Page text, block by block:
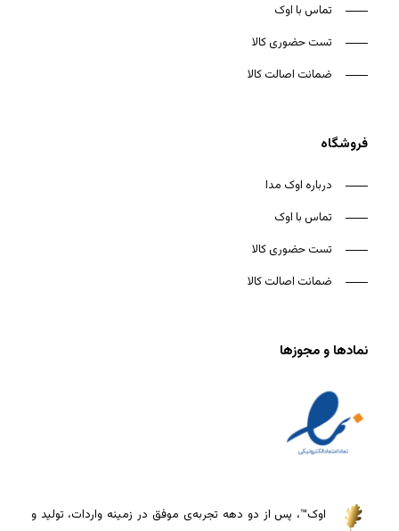
تماس با اوک
تست حضوری کالا
ضمانت اصالت کالا
فروشگاه
درباره اوک مدا
تماس با اوک
تست حضوری کالا
ضمانت اصالت کالا
نمادها و مجوزها
اوک™، پس از دو دهه تجربه‌ی موفق در زمینه واردات، تولید و